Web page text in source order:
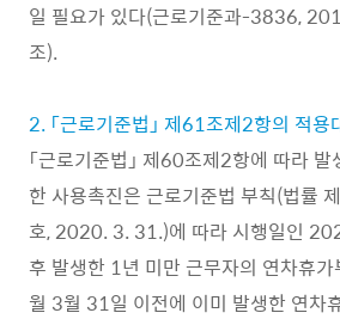
일 필요가 있다(근로기준과-3836,
조).
2. 「근로기준법」 제61조제2항의 적용
「근로기준법」 제60조제2항에 따라
한 사용촉진은 근로기준법 부칙(법률
호, 2020. 3. 31.)에 따라 시행일인
후 발생한 1년 미만 근무자의 연차휴
월 3월 31일 이전에 이미 발생한 연차